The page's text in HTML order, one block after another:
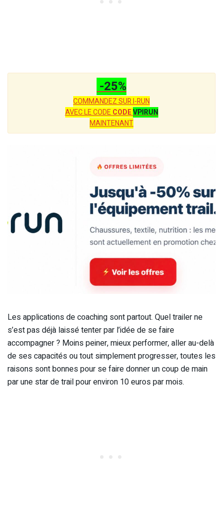
-25%
COMMANDEZ SUR I-RUN
AVEC LE CODECODEVPIRUN
MAINTENANT
Les applications de coaching sont partout. Quel trailer ne
s’est pas déjà laissé tenter par l’idée de se faire
accompagner ? Moins peiner, mieux performer, aller au-delà
de ses capacités ou tout simplement progresser, toutes les
raisons sont bonnes pour se faire donner un coup de main
par une star de trail pour environ 10 euros par mois.